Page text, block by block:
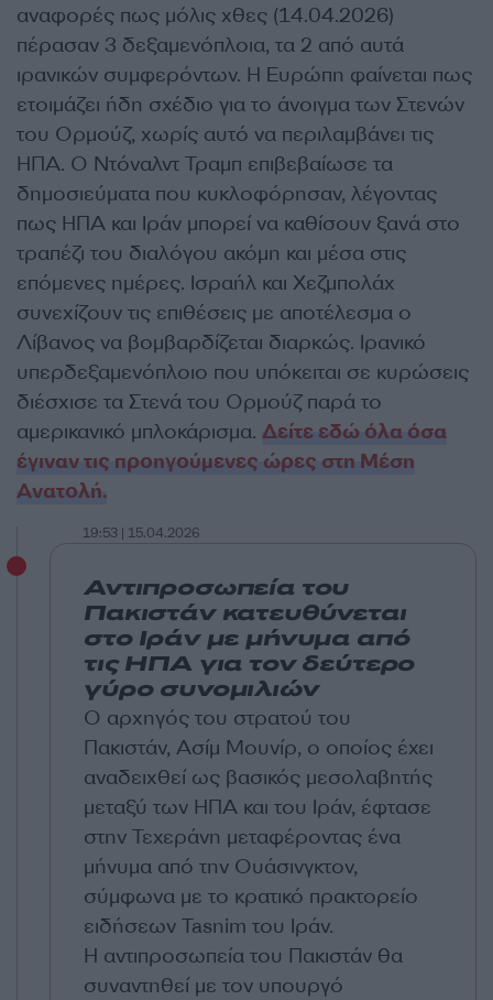
αναφορές πως μόλις χθες (14.04.2026)
πέρασαν 3 δεξαμενόπλοια, τα 2 από αυτά
ιρανικών συμφερόντων. Η Ευρώπη φαίνεται πως
ετοιμάζει ήδη σχέδιο για το άνοιγμα των Στενών
του Ορμούζ, χωρίς αυτό να περιλαμβάνει τις
ΗΠΑ. Ο Ντόναλντ Τραμπ επιβεβαίωσε τα
δημοσιεύματα που κυκλοφόρησαν, λέγοντας
πως ΗΠΑ και Ιράν μπορεί να καθίσουν ξανά στο
τραπέζι του διαλόγου ακόμη και μέσα στις
επόμενες ημέρες. Ισραήλ και Χεζμπολάχ
συνεχίζουν τις επιθέσεις με αποτέλεσμα ο
Λίβανος να βομβαρδίζεται διαρκώς. Ιρανικό
υπερδεξαμενόπλοιο που υπόκειται σε κυρώσεις
διέσχισε τα Στενά του Ορμούζ παρά το
αμερικανικό μπλοκάρισμα. Δείτε εδώ όλα όσα
έγιναν τις προηγούμενες ώρες στη Μέση
Ανατολή.
19:53 | 15.04.2026
Αντιπροσωπεία του
Πακιστάν κατευθύνεται
στο Ιράν με μήνυμα από
τις ΗΠΑ για τον δεύτερο
γύρο συνομιλιών
Ο αρχηγός του στρατού του
Πακιστάν, Ασίμ Μουνίρ, ο οποίος έχει
αναδειχθεί ως βασικός μεσολαβητής
μεταξύ των ΗΠΑ και του Ιράν, έφτασε
στην Τεχεράνη μεταφέροντας ένα
μήνυμα από την Ουάσινγκτον,
σύμφωνα με το κρατικό πρακτορείο
ειδήσεων Tasnim του Ιράν.
Η αντιπροσωπεία του Πακιστάν θα
συναντηθεί με τον υπουργό